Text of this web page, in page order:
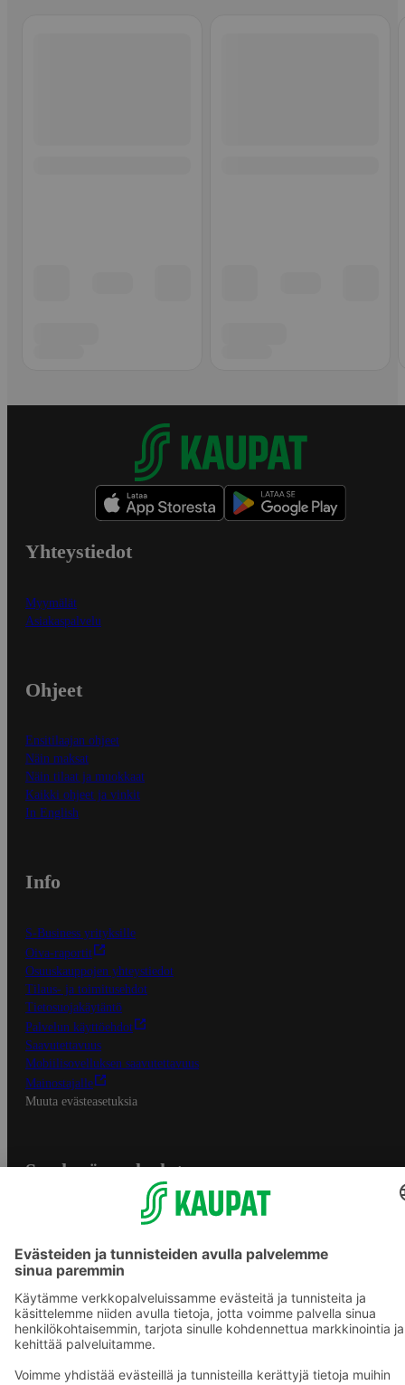
Yhteystiedot
Myymälät
Asiakaspalvelu
Ohjeet
Ensitilaajan ohjeet
Näin maksat
Näin tilaat ja muokkaat
Kaikki ohjeet ja vinkit
In English
Info
S-Business yrityksille
Oiva-raportit
Osuuskauppojen yhteystiedot
Tilaus- ja toimitusehdot
Tietosuojakäytäntö
Palvelun käyttöehdot
Saavutettavuus
Mobiilisovelluksen saavutettavuus
Mainostajalle
Muuta evästeasetuksia
S-ryhmän palvelut
Yhteishyvä Ruoka -sovellus
S-ostoslista -sovellus
Prisma.fi
Sokos.fi
S-Pankki
Sokos Hotels